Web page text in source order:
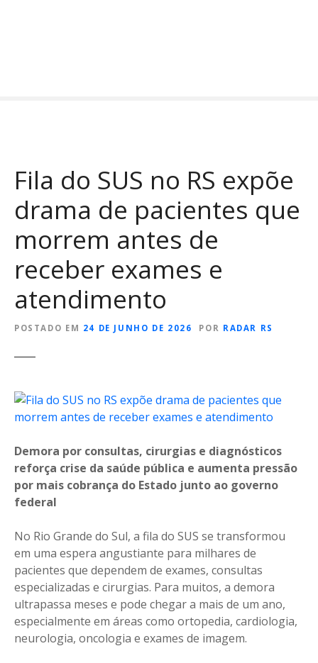
Fila do SUS no RS expõe
drama de pacientes que
morrem antes de
receber exames e
atendimento
POSTADO EM 24 DE JUNHO DE 2026 POR RADAR RS
Demora por consultas, cirurgias e diagnósticos
reforça crise da saúde pública e aumenta pressão
por mais cobrança do Estado junto ao governo
federal
No Rio Grande do Sul, a fila do SUS se transformou
em uma espera angustiante para milhares de
pacientes que dependem de exames, consultas
especializadas e cirurgias. Para muitos, a demora
ultrapassa meses e pode chegar a mais de um ano,
especialmente em áreas como ortopedia, cardiologia,
neurologia, oncologia e exames de imagem.